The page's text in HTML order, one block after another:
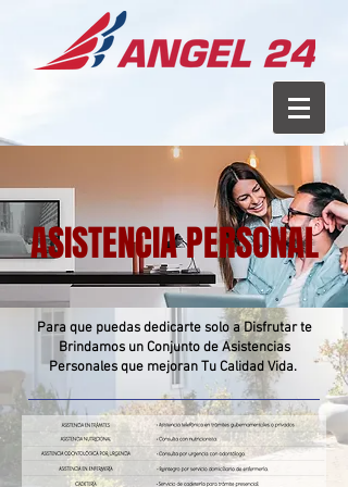
ASISTENCIA PERSONAL
Para que puedas dedicarte solo a Disfrutar te
Brindamos un Conjunto de Asistencias
Personales que mejoran Tu Calidad Vida.